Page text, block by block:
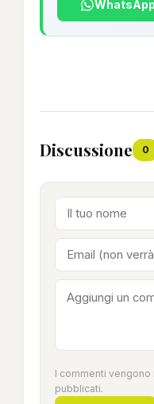
WhatsApp
Discussione 0
I commenti
pubblicati.